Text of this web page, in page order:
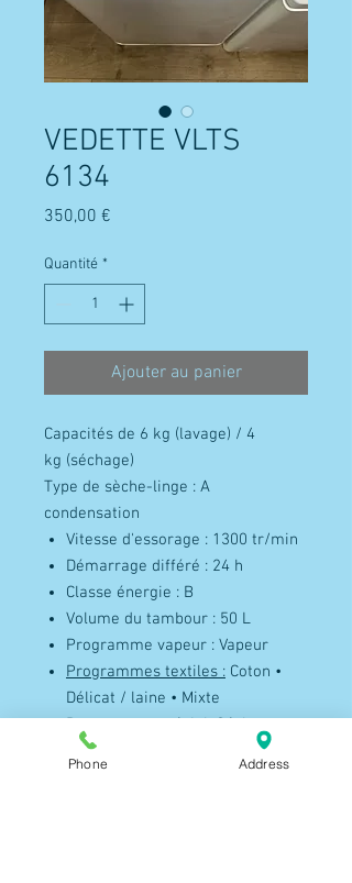
VEDETTE VLTS
6134
350,00 €
Quantité *
Ajouter au panier
Capacités de 6 kg (lavage) / 4
kg (séchage)
Type de sèche-linge : A
condensation
Vitesse d'essorage : 1300 tr/min
Démarrage différé : 24 h
Classe énergie : B
Volume du tambour : 50 L
Programme vapeur : Vapeur
Programmes textiles : Coton •
Délicat / laine • Mixte
Programme spécial :Séchage
doux • Séchage fort
Phone Address